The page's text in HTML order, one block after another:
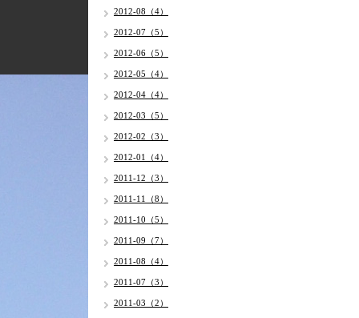
2012-08（4）
2012-07（5）
2012-06（5）
2012-05（4）
2012-04（4）
2012-03（5）
2012-02（3）
2012-01（4）
2011-12（3）
2011-11（8）
2011-10（5）
2011-09（7）
2011-08（4）
2011-07（3）
2011-03（2）